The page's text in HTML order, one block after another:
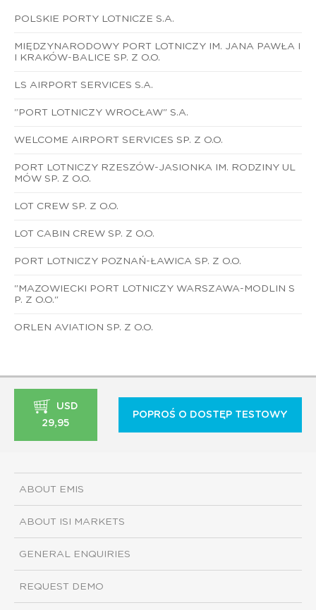
POLSKIE PORTY LOTNICZE S.A.
MIĘDZYNARODOWY PORT LOTNICZY IM. JANA PAWŁA I
I KRAKÓW-BALICE SP. Z O.O.
LS AIRPORT SERVICES S.A.
"PORT LOTNICZY WROCŁAW" S.A.
WELCOME AIRPORT SERVICES SP. Z O.O.
PORT LOTNICZY RZESZÓW-JASIONKA IM. RODZINY UL
MÓW SP. Z O.O.
LOT CREW SP. Z O.O.
LOT CABIN CREW SP. Z O.O.
PORT LOTNICZY POZNAŃ-ŁAWICA SP. Z O.O.
"MAZOWIECKI PORT LOTNICZY WARSZAWA-MODLIN S
P. Z O.O."
ORLEN AVIATION SP. Z O.O.
USD
29,95
POPROŚ O DOSTĘP TESTOWY
ABOUT EMIS
ABOUT ISI MARKETS
GENERAL ENQUIRIES
REQUEST DEMO